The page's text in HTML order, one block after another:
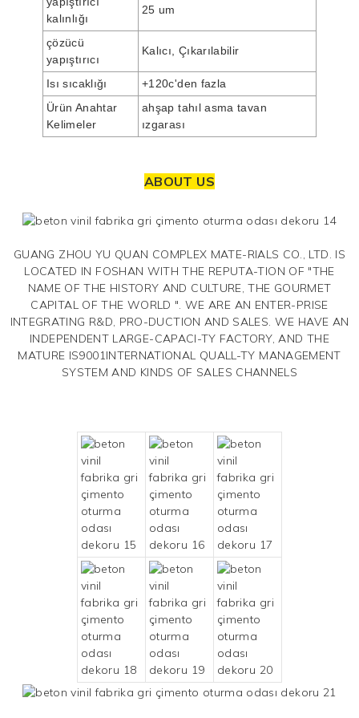
kalınlığı
25 um
çözücü
yapıştırıcı
Kalıcı, Çıkarılabilir
Isı sıcaklığı
+120c'den fazla
Ürün Anahtar
Kelimeler
ahşap tahıl asma tavan
ızgarası
ABOUT US
GUANG ZHOU YU QUAN COMPLEX MATE-RIALS CO., LTD. IS
LOCATED IN FOSHAN WITH THE REPUTA-TION OF "THE
NAME OF THE HISTORY AND CULTURE, THE GOURMET
CAPITAL OF THE WORLD ". WE ARE AN ENTER-PRISE
INTEGRATING R&D, PRO-DUCTION AND SALES. WE HAVE AN
INDEPENDENT LARGE-CAPACI-TY FACTORY, AND THE
MATURE IS9001INTERNATIONAL QUALL-TY MANAGEMENT
SYSTEM AND KINDS OF SALES CHANNELS